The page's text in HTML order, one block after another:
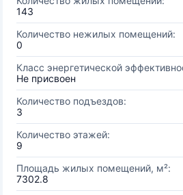
143
Количество нежилых помещений:
0
Класс энергетической
Не присвоен
Количество подъездов:
3
Количество этажей:
9
Площадь жилых помещений, м²:
7302.8